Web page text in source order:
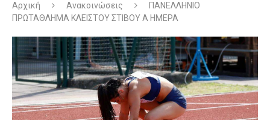
Αρχική Ανακοινώσεις
ΠΑΝΕΛΛΗΝΙΟ
ΠΡΩΤΑΘΛΗΜΑ ΚΛΕΙΣΤΟΥ ΣΤΙΒΟΥ Α ΗΜΕΡΑ